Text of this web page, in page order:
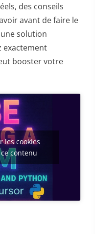
des conseils
avant de faire le
solution
exactement
booster votre
les cookies
contenu